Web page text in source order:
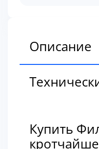
Описание
Купить